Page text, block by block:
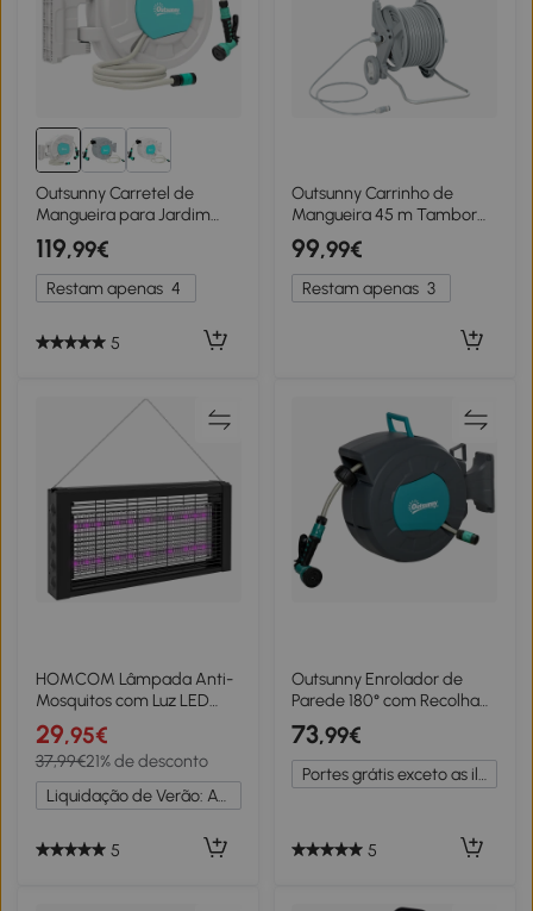
Outsunny Carretel de
Mangueira para Jardim
35+2 m Suporte de Parede
Alça Giratório a 180°
55x20x42 cm Cinza Claro
119,99€
Restam apenas 4
5
Outsunny Carrinho de
Mangueira 45 m Tambor
com 2 Padrões de Spray
Adaptador de Torneira
Manivela 2 Rodas
45x44x78 cm Cinza
99,99€
Restam apenas 3
HOMCOM Lâmpada Anti-
Mosquitos com Luz LED
Mata Mosquitos Elétrico 8W
Efetivo para 60 m² com
Corrente para Interior
Jardim Terraço Pátio
49x6x25 cm Preto
29,95€
37,99€21% de desconto
Liquidação de Verão: Até -20%
5
Outsunny Enrolador de
Parede 180° com Recolha
Automática 15 m + 1,4 m
Lança de Rega Incluída
Cinza Escuro e Verde
73,99€
Portes grátis exceto as ilhas
5